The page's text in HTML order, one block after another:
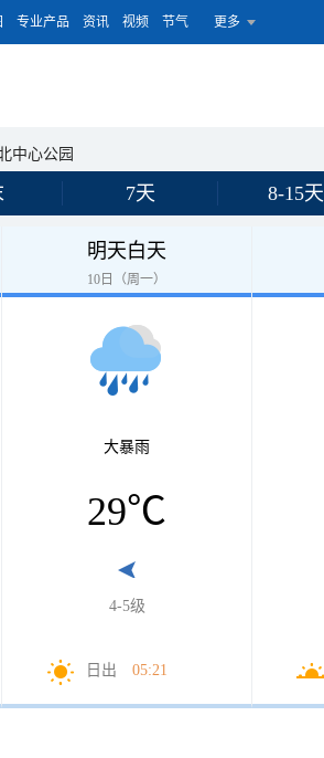
专业产品 资讯 视频 节气 更多
中心公园
7天 8-15天
明天白天
10日（周一）
大暴雨
29℃
4-5级
日出 05:21